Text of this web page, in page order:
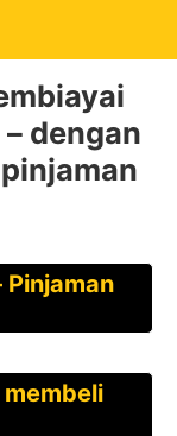
dengan
Pinjaman